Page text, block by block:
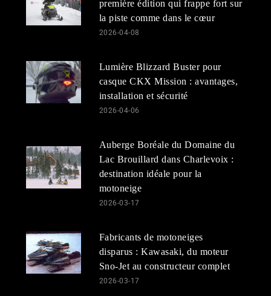
première édition qui frappe fort sur
la piste comme dans le cœur
2026-04-08
Lumière Blizzard Buster pour
casque CKX Mission : avantages,
installation et sécurité
2026-04-06
Auberge Boréale du Domaine du
Lac Brouillard dans Charlevoix :
destination idéale pour la
motoneige
2026-03-17
Fabricants de motoneiges
disparus : Kawasaki, du moteur
Sno-Jet au constructeur complet
2026-03-17